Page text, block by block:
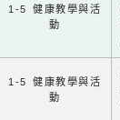
1-5 健康教學與活
動
1-5 健康教學與活
動